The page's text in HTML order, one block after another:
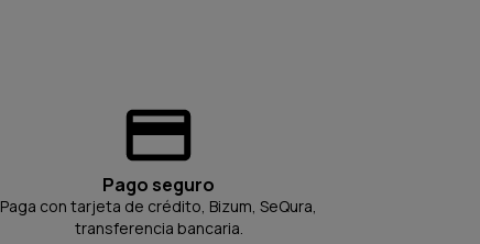
Pago seguro
Paga con tarjeta de crédito, Bizum, SeQura,
transferencia bancaria.